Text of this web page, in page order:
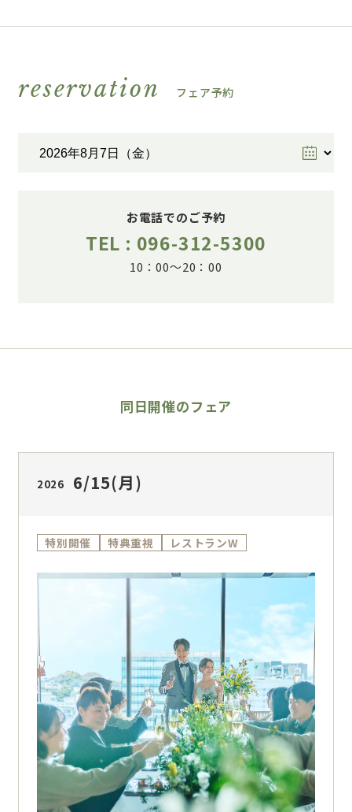
reservation フェア予約
お電話でのご予約
TEL : 096-312-5300
10：00～20：00
同日開催のフェア
2026 6/15(月)
特別開催 特典重視 レストランW